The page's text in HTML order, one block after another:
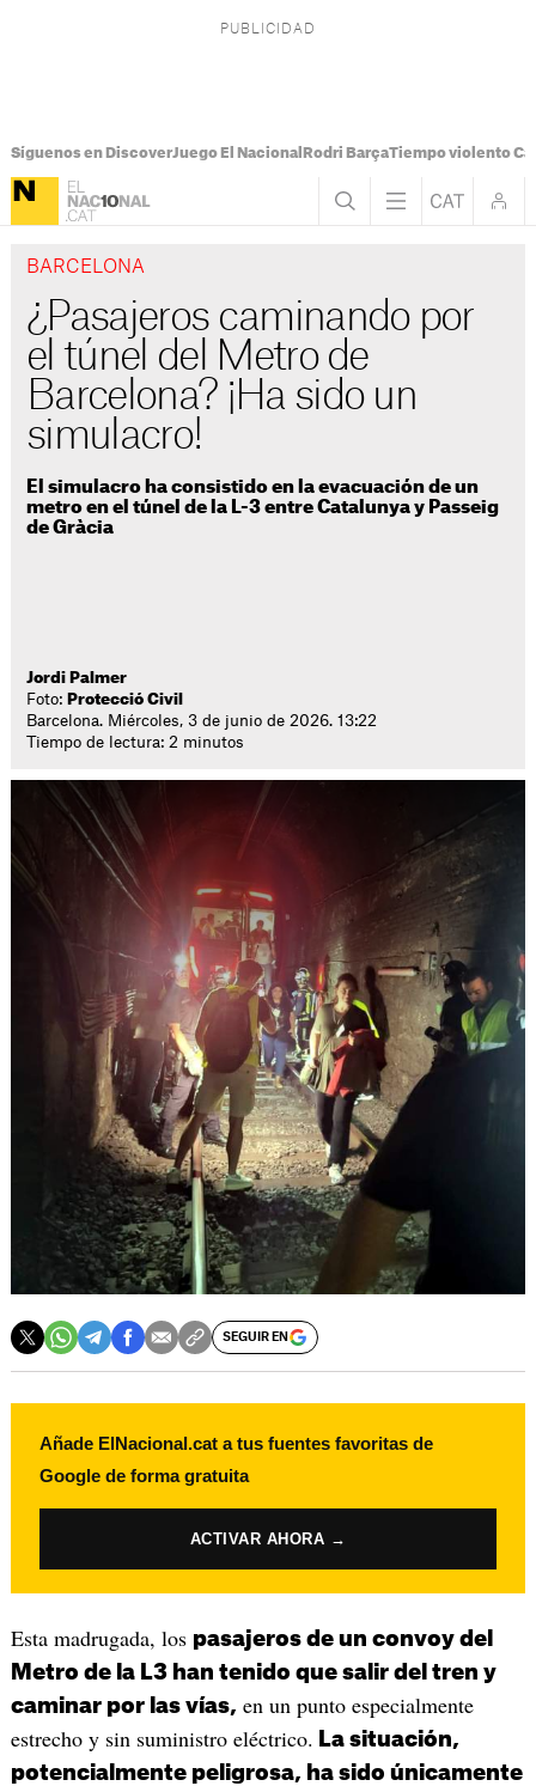
Síguenos en DiscoverJuego El Nacional Rodri BarçaTiempo violento
BARCELONA
¿Pasajeros caminando por
el túnel del Metro de
Barcelona? ¡Ha sido un
simulacro!
El simulacro ha consistido en la evacuación de un
metro en el túnel de la L-3 entre Catalunya y Passeig
de Gràcia
Jordi Palmer
Foto: Protecció Civil
Barcelona. Miércoles, 3 de junio de 2026. 13:22
Tiempo de lectura: 2 minutos
SEGUIR EN
Añade ElNacional.cat a tus fuentes favoritas de
Google de forma gratuita
ACTIVAR AHORA →
Esta madrugada, los pasajeros de un convoy del
Metro de la L3 han tenido que salir del tren y
caminar por las vías, en un punto especialmente
estrecho y sin suministro eléctrico. La situación,
potencialmente peligrosa, ha sido únicamente